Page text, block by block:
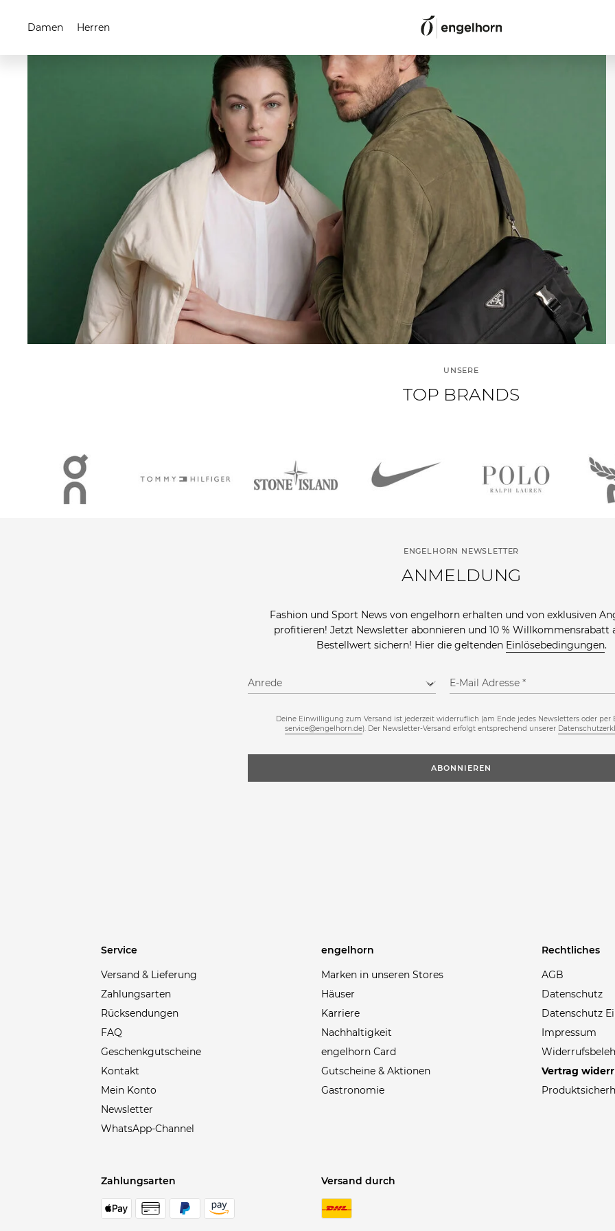
Damen Herren
UNSERE
TOP BRANDS
ENGELHORN NEWSLETTER
ANMELDUNG
Fashion und Sport News von engelhorn erhalten und von exklusiven
profitieren! Jetzt Newsletter abonnieren und 10 % Willkommensrabatt
Bestellwert sichern! Hier die geltenden Einlösebedingungen.
Anrede E-Mail Adresse
Deine Einwilligung zum Versand ist jederzeit widerruflich (am Ende jedes Newsletters oder per
service@engelhorn.de). Der Newsletter-Versand erfolgt entsprechend unserer
ABONNIEREN
Service
Versand & Lieferung
Zahlungsarten
Rücksendungen
FAQ
Geschenkgutscheine
Kontakt
Mein Konto
Newsletter
WhatsApp-Channel
engelhorn
Marken in unseren Stores
Häuser
Karriere
Nachhaltigkeit
engelhorn Card
Gutscheine & Aktionen
Gastronomie
Rechtliches
AGB
Datenschutz
Datenschutz
Impressum
Vertrag
Zahlungsarten Versand durch